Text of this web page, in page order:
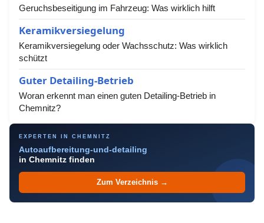
Geruchsbeseitigung im Fahrzeug: Was wirklich hilft
Keramikversiegelung
Keramikversiegelung oder Wachsschutz: Was wirklich
schützt
Guter Detailing-Betrieb
Woran erkennt man einen guten Detailing-Betrieb in
Chemnitz?
EXPERTEN IN CHEMNITZ
Autoaufbereitung-und-detailing
in Chemnitz finden
Zum Verzeichnis →